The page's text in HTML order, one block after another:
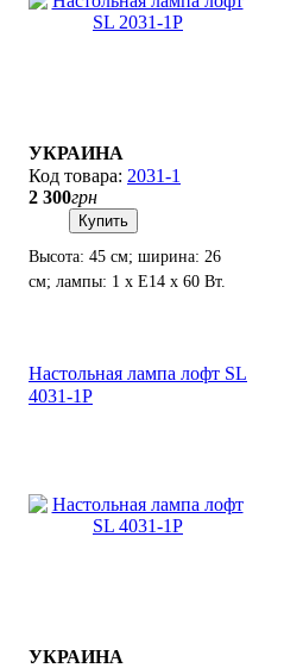
УКРАИНА
2031-1
2 300грн
Купить
Высота: 45 см; ширина: 26
см; лампы: 1 х Е14 х 60 Вт.
Настольная лампа лофт SL
4031-1P
УКРАИНА